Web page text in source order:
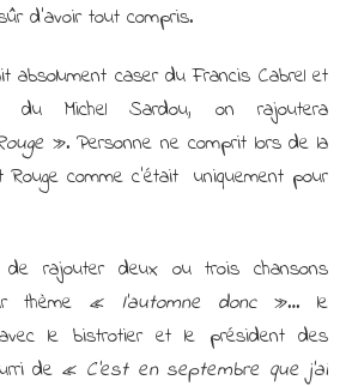
d’avoir tout compris.
absolument caser du Francis Cabrel et
du Michel Sardou, on rajoutera
». Personne ne comprit lors de la
comme c’était uniquement pour
de rajouter deux ou trois chansons
thème « l’automne donc»… le
le bistrotier et le président des
de « C’est en septembre que j’ai